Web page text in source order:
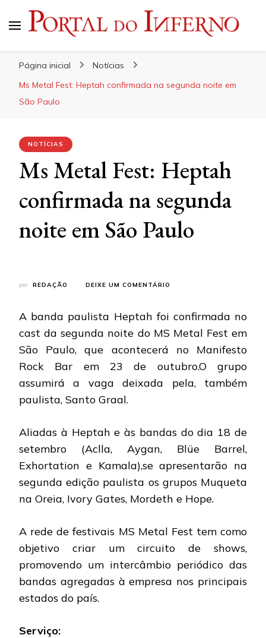
Página inicial
Notícias
Ms Metal Fest: Heptah confirmada na segunda noite em
São Paulo
NOTÍCIAS
Ms Metal Fest: Heptah
confirmada na segunda
noite em São Paulo
por REDAÇÃO DEIXE UM COMENTÁRIO
FEST:
CONFIRMADA
NA
NOITE
EM
SÃO
A banda paulista Heptah foi confirmada no
cast da segunda noite do MS Metal Fest em
São Paulo, que acontecerá no Manifesto
Rock Bar em 23 de outubro.O grupo
assumirá a vaga deixada pela, também
paulista, Santo Graal.
Aliadas à Heptah e às bandas do dia 18 de
setembro (Aclla, Aygan, Blüe Barrel,
Exhortation e Kamala),se apresentarão na
segunda edição paulista os grupos Muqueta
na Oreia, Ivory Gates, Mordeth e Hope.
A rede de festivais MS Metal Fest tem como
objetivo criar um circuito de shows,
promovendo um intercâmbio periódico das
bandas agregadas à empresa nos principais
estados do país.
Serviço: